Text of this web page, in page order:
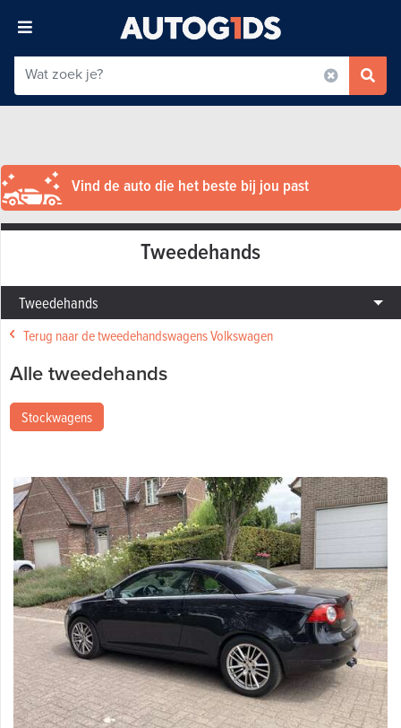
Vind de auto die het beste bij jou past
Tweedehands
Tweedehands
Terug naar de tweedehandswagens Volkswagen
Alle tweedehands
Stockwagens